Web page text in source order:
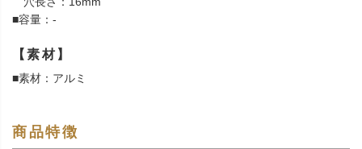
■容量：-
【素材】
■素材：アルミ
商品特徴